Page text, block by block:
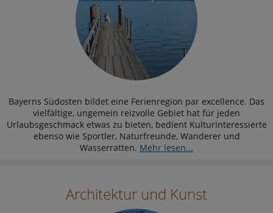
Bayerns Südosten bildet eine Ferienregion par excellence. Das
vielfältige, ungemein reizvolle Gebiet hat für jeden
Urlaubsgeschmack etwas zu bieten, bedient Kulturinteressierte
ebenso wie Sportler, Naturfreunde, Wanderer und
Wasserratten. Mehr lesen...
Architektur und Kunst